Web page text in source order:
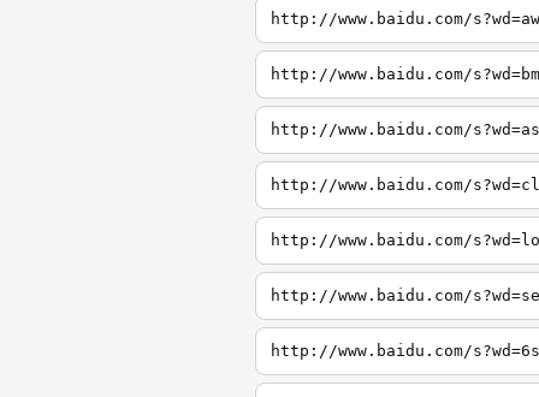
http://www.baidu.com/
http://www.baidu.com/
http://www.baidu.com/
http://www.baidu.com/
http://www.baidu.com/
http://www.baidu.com/
http://www.baidu.com/